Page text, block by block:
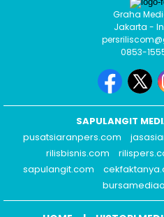
Graha
Jakarta -
0853-
SAPULANGIT
pusatsiaranpers.com
rilisbisnis.com
sapulangit.com